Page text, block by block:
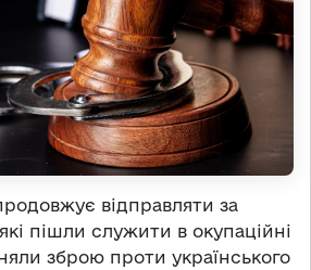
відправляти за
пішли служити в окупаційні
зброю проти українського